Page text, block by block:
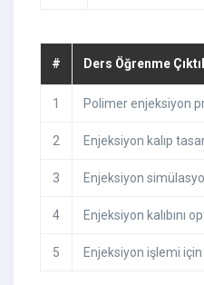
# Ders Öğrenme
1 Polimer enjeksiyon
2 Enjeksiyon kalıp
3 Enjeksiyon
4 Enjeksiyon kalıbını
5 Enjeksiyon işlemi